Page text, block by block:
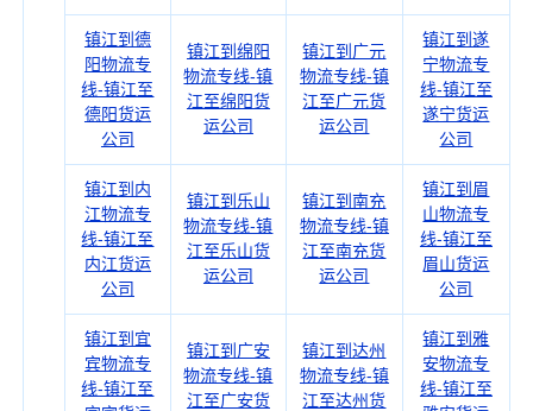
镇江到德
阳物流专
线-镇江至
德阳货运
公司
镇江到绵阳
物流专线-镇
江至绵阳货
运公司
镇江到广元
物流专线-镇
江至广元货
运公司
镇江到遂
宁物流专
线-镇江至
遂宁货运
公司
镇江到内
江物流专
线-镇江至
内江货运
公司
镇江到乐山
物流专线-镇
江至乐山货
运公司
镇江到南充
物流专线-镇
江至南充货
运公司
镇江到眉
山物流专
线-镇江至
眉山货运
公司
镇江到宜
宾物流专
线-镇江至
镇江到广安
物流专线-镇
江至广安货
镇江到达州
物流专线-镇
江至达州货
镇江到雅
安物流专
线-镇江至